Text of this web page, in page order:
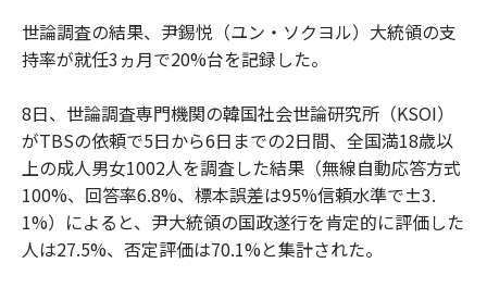
世論調査の結果、尹錫悦（ユン・ソクヨル）大統領の支
持率が就任3ヵ月で20%台を記録した。
8日、世論調査専門機関の韓国社会世論研究所（KSOI）
がTBSの依頼で5日から6日までの2日間、全国満18歳以
上の成人男女1002人を調査した結果（無線自動応答方式
100%、回答率6.8%、標本誤差は95%信頼水準で±3.
1%）によると、尹大統領の国政遂行を肯定的に評価した
人は27.5%、否定評価は70.1%と集計された。